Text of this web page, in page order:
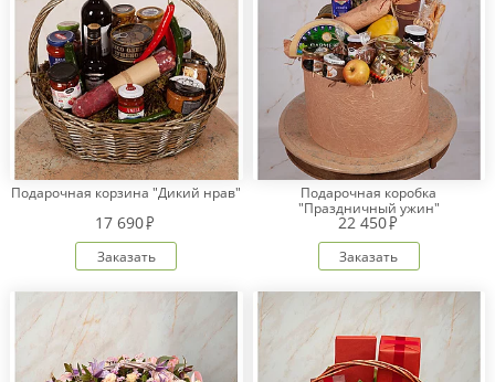
Подарочная корзина "Дикий нрав"
17 690
Заказать
Подарочная коробка
"Праздничный ужин"
22 450
Заказать